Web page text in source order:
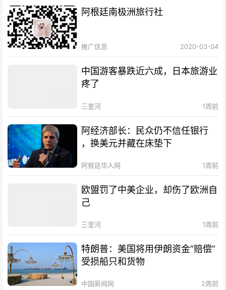
阿根廷南极洲旅行社
推广信息 2020-03-04
中国游客暴跌近六成，日本旅游业
疼了
三里河 1周前
阿经济部长：民众仍不信任银行
，换美元并藏在床垫下
阿根廷华人网 1周前
欧盟罚了中美企业，却伤了欧洲自
己
三里河 1周前
特朗普：美国将用伊朗资金“赔偿”
受损船只和货物
中国新闻网 2周前